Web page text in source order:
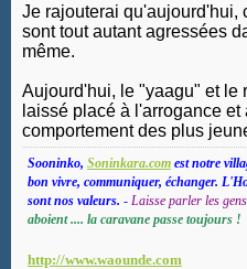
Je rajouterai qu'aujourd'hui,
sont tout autant agressées
même.
Aujourd'hui, le "yaagu" et le
laissé placé à l'arrogance
comportement des plus
Sooninko, Soninkara.com est notre
bon vivre, communiquer, échanger.
sont nos valeurs. - Laisse parler les
aboient .... la caravane passe toujours !
http://www.waounde.com